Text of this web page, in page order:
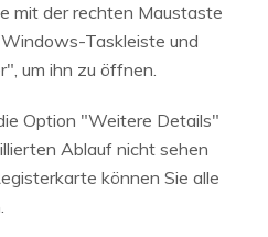
mit der rechten Maustaste
Taskleiste und
um ihn zu öffnen.
Option "Weitere Details"
Ablauf nicht sehen
können Sie alle